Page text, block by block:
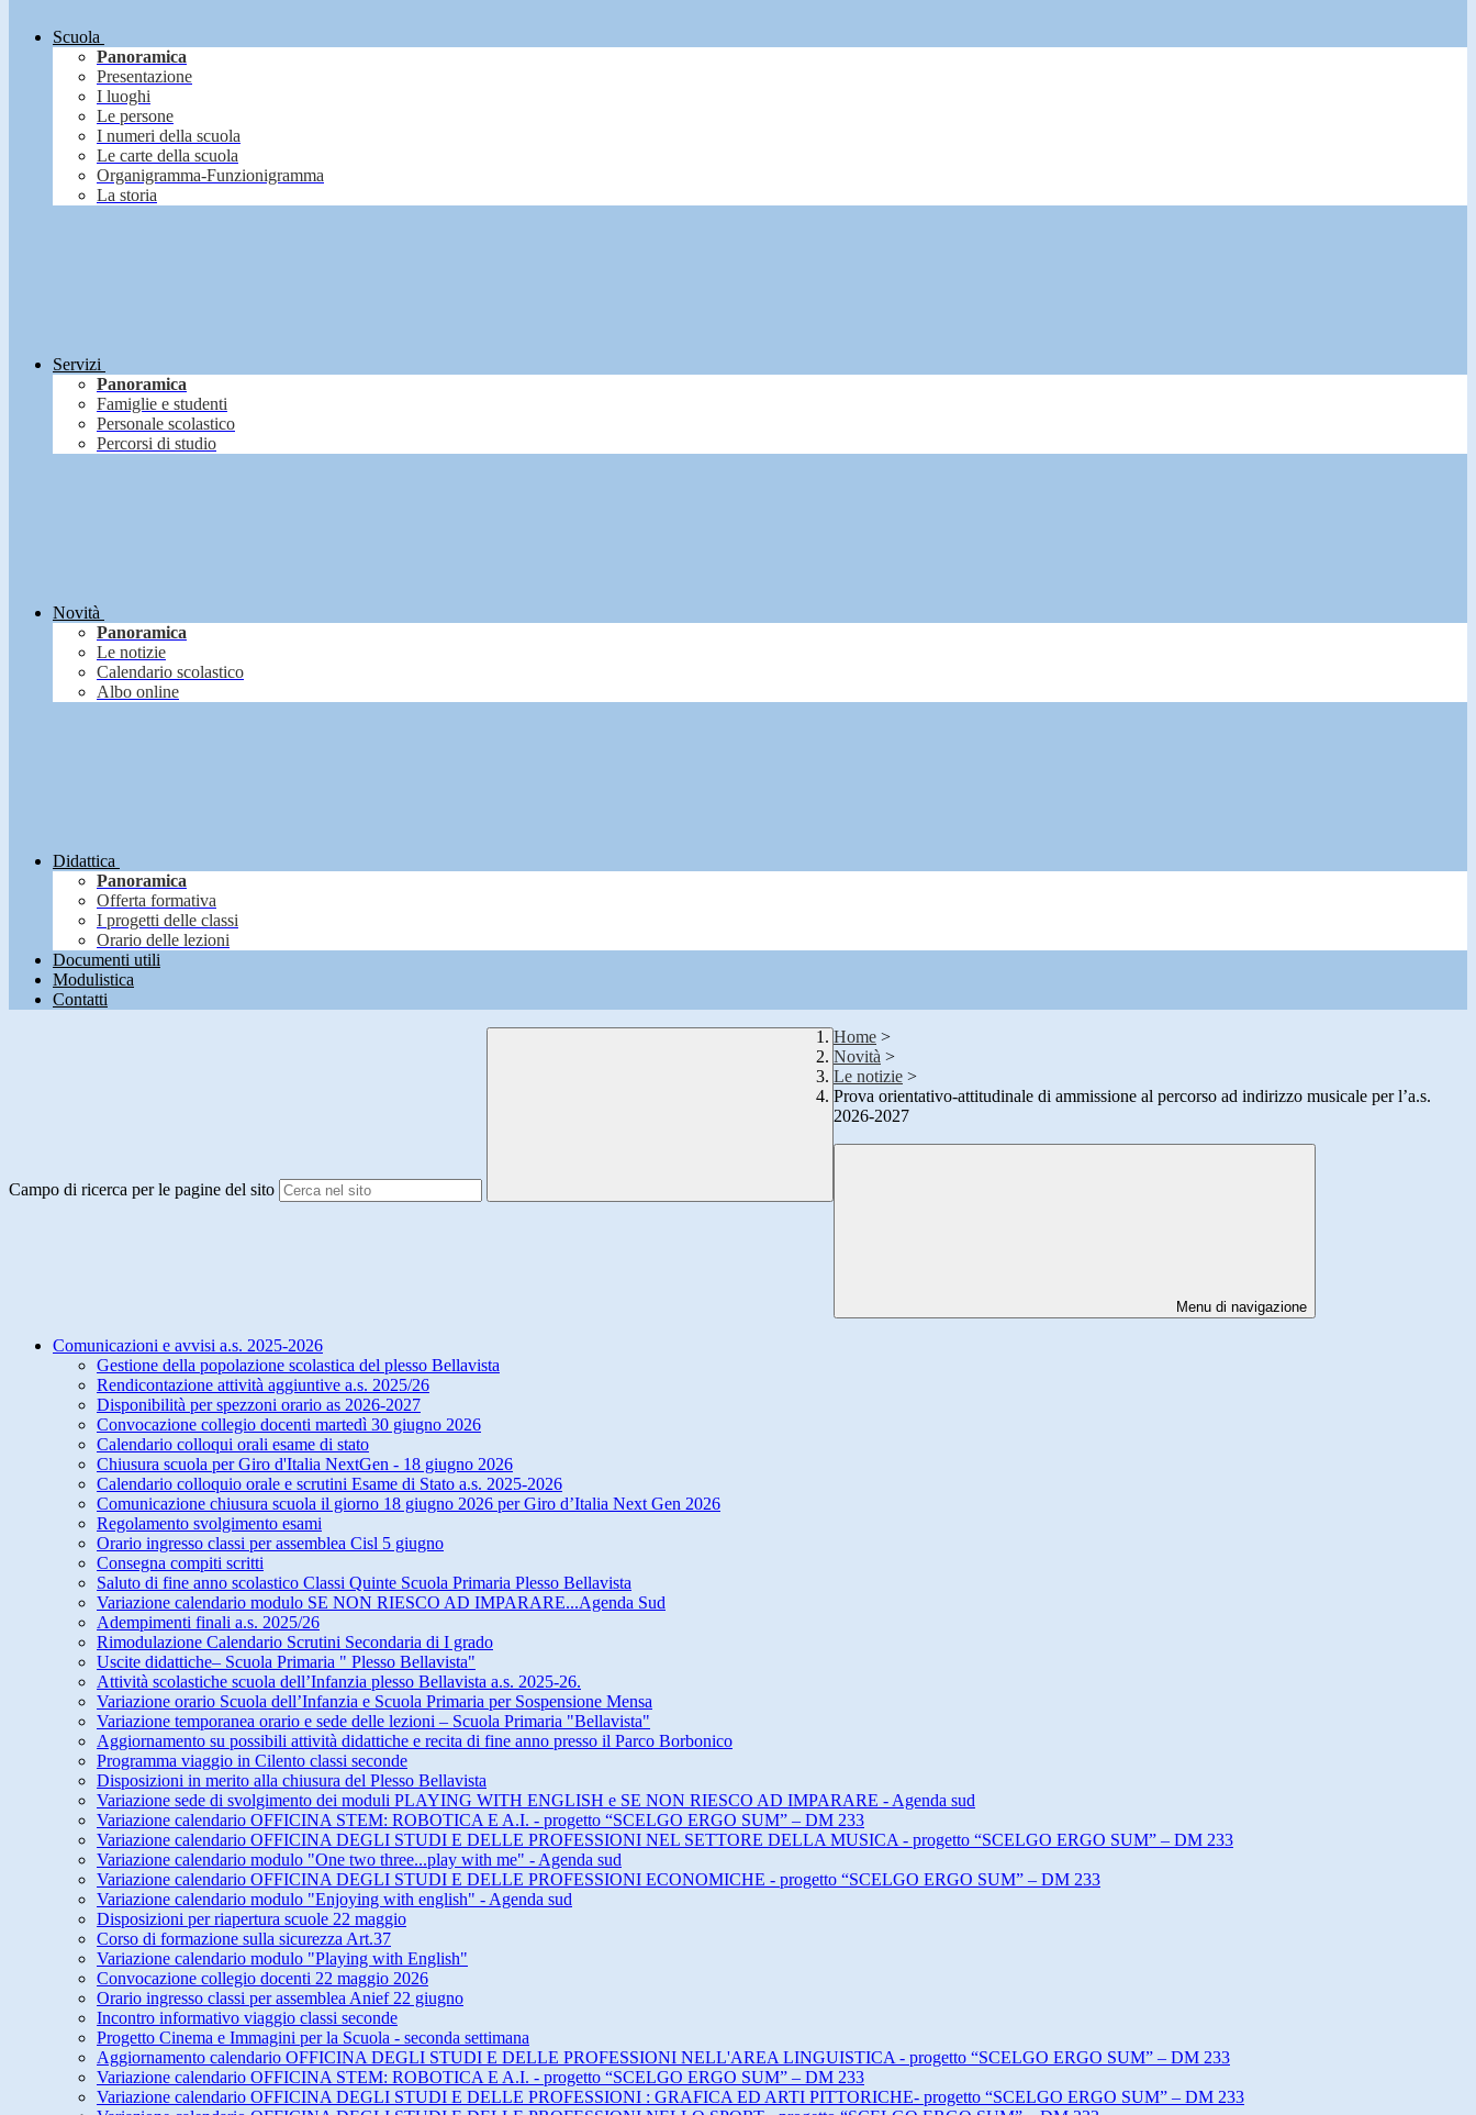
Scuola
Panoramica
Presentazione
I luoghi
Le persone
I numeri della scuola
Le carte della scuola
Organigramma-Funzionigramma
La storia
Servizi
Panoramica
Famiglie e studenti
Personale scolastico
Percorsi di studio
Novità
Panoramica
Le notizie
Calendario scolastico
Albo online
Didattica
Panoramica
Offerta formativa
I progetti delle classi
Orario delle lezioni
Documenti utili
Modulistica
Contatti
Campo di ricerca per le pagine del sito
Home >
Novità >
Le notizie >
Prova orientativo-attitudinale di ammissione al percorso ad indirizzo musicale per l’a.s.
2026-2027
Menu di navigazione
Comunicazioni e avvisi a.s. 2025-2026
Gestione della popolazione scolastica del plesso Bellavista
Rendicontazione attività aggiuntive a.s. 2025/26
Disponibilità per spezzoni orario as 2026-2027
Convocazione collegio docenti martedì 30 giugno 2026
Calendario colloqui orali esame di stato
Chiusura scuola per Giro d'Italia NextGen - 18 giugno 2026
Calendario colloquio orale e scrutini Esame di Stato a.s. 2025-2026
Comunicazione chiusura scuola il giorno 18 giugno 2026 per Giro d’Italia Next Gen 2026
Regolamento svolgimento esami
Orario ingresso classi per assemblea Cisl 5 giugno
Consegna compiti scritti
Saluto di fine anno scolastico Classi Quinte Scuola Primaria Plesso Bellavista
Variazione calendario modulo SE NON RIESCO AD IMPARARE...Agenda Sud
Adempimenti finali a.s. 2025/26
Rimodulazione Calendario Scrutini Secondaria di I grado
Uscite didattiche– Scuola Primaria " Plesso Bellavista"
Attività scolastiche scuola dell’Infanzia plesso Bellavista a.s. 2025-26.
Variazione orario Scuola dell’Infanzia e Scuola Primaria per Sospensione Mensa
Variazione temporanea orario e sede delle lezioni – Scuola Primaria "Bellavista"
Aggiornamento su possibili attività didattiche e recita di fine anno presso il Parco Borbonico
Programma viaggio in Cilento classi seconde
Disposizioni in merito alla chiusura del Plesso Bellavista
Variazione sede di svolgimento dei moduli PLAYING WITH ENGLISH e SE NON RIESCO AD IMPARARE - Agenda sud
Variazione calendario OFFICINA STEM: ROBOTICA E A.I. - progetto “SCELGO ERGO SUM” – DM 233
Variazione calendario OFFICINA DEGLI STUDI E DELLE PROFESSIONI NEL SETTORE DELLA MUSICA - progetto “SCELGO ERGO SUM” – DM 233
Variazione calendario modulo "One two three...play with me" - Agenda sud
Variazione calendario OFFICINA DEGLI STUDI E DELLE PROFESSIONI ECONOMICHE - progetto “SCELGO ERGO SUM” – DM 233
Variazione calendario modulo "Enjoying with english" - Agenda sud
Disposizioni per riapertura scuole 22 maggio
Corso di formazione sulla sicurezza Art.37
Variazione calendario modulo "Playing with English"
Convocazione collegio docenti 22 maggio 2026
Orario ingresso classi per assemblea Anief 22 giugno
Incontro informativo viaggio classi seconde
Progetto Cinema e Immagini per la Scuola - seconda settimana
Aggiornamento calendario OFFICINA DEGLI STUDI E DELLE PROFESSIONI NELL'AREA LINGUISTICA - progetto “SCELGO ERGO SUM” – DM 233
Variazione calendario OFFICINA STEM: ROBOTICA E A.I. - progetto “SCELGO ERGO SUM” – DM 233
Variazione calendario OFFICINA DEGLI STUDI E DELLE PROFESSIONI : GRAFICA ED ARTI PITTORICHE- progetto “SCELGO ERGO SUM” – DM 233